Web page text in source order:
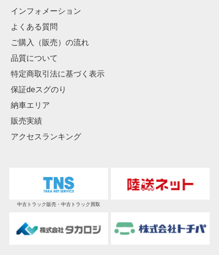
インフォメーション
よくある質問
ご購入（販売）の流れ
品質について
特定商取引法に基づく表示
保証deスグのり
納車エリア
販売実績
アクセスランキング
中古トラック販売・中古トラック買取